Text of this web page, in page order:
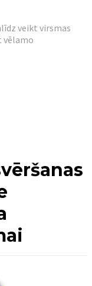
veikt virsmas
vēlamo